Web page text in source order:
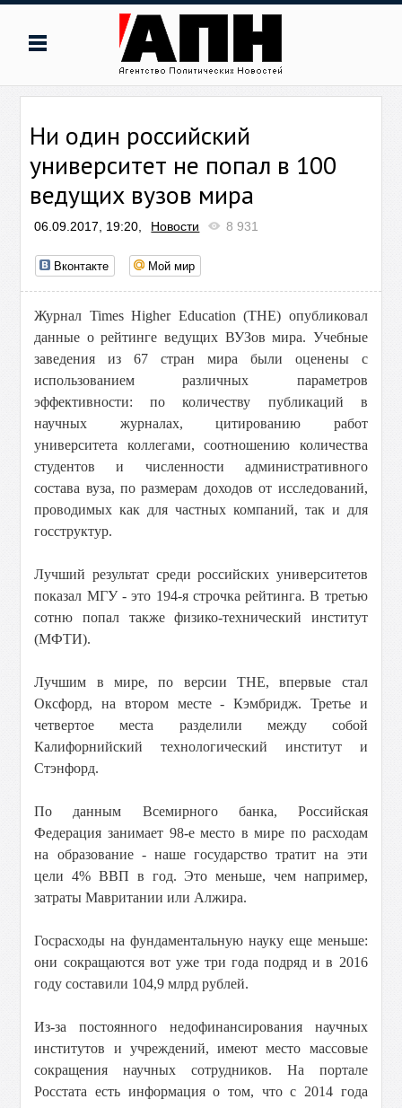
Ни один российский
университет не попал в 100
ведущих вузов мира
06.09.2017, 19:20, Новости 8 931
Вконтакте Мой мир
Журнал Times Higher Education (THE) опубликовал
данные о рейтинге ведущих ВУЗов мира. Учебные
заведения из 67 стран мира были оценены с
использованием различных параметров
эффективности: по количеству публикаций в
научных журналах, цитированию работ
университета коллегами, соотношению количества
студентов и численности административного
состава вуза, по размерам доходов от исследований,
проводимых как для частных компаний, так и для
госструктур.
Лучший результат среди российских университетов
показал МГУ - это 194-я строчка рейтинга. В третью
сотню попал также физико-технический институт
(МФТИ).
Лучшим в мире, по версии THE, впервые стал
Оксфорд, на втором месте - Кэмбридж. Третье и
четвертое места разделили между собой
Калифорнийский технологический институт и
Стэнфорд.
По данным Всемирного банка, Российская
Федерация занимает 98-е место в мире по расходам
на образование - наше государство тратит на эти
цели 4% ВВП в год. Это меньше, чем например,
затраты Мавритании или Алжира.
Госрасходы на фундаментальную науку еще меньше:
они сокращаются вот уже три года подряд и в 2016
году составили 104,9 млрд рублей.
Из-за постоянного недофинансирования научных
институтов и учреждений, имеют место массовые
сокращения научных сотрудников. На портале
Росстата есть информация о том, что с 2014 года